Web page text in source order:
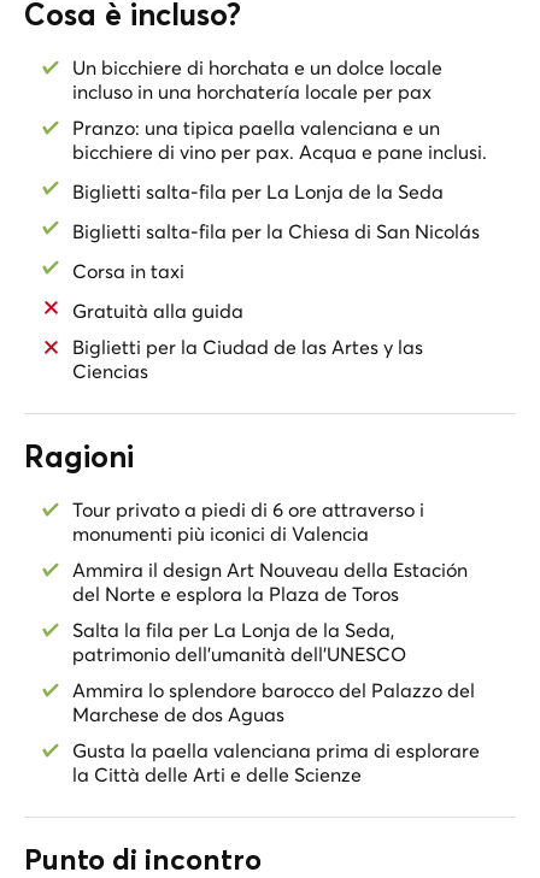
ognuna ricca di storia, e ammira la bellezza gotica del
Attraversa il medievale Portal de Valldigna, scoprendo
il passato moresco di Valencia, e trova la stravagante
Casa de Gatos. Gusta una autentica paella valenciana
in un ristorante classico prima di concludere il tuo
viaggio alla Ciudad de las Artes y las Ciencias,
un'icona moderna di innovazione.
Cosa è incluso?
Un bicchiere di horchata e un dolce locale
incluso in una horchatería locale per pax
Pranzo: una tipica paella valenciana e un
bicchiere di vino per pax. Acqua e pane inclusi.
Biglietti salta-fila per La Lonja de la Seda
Biglietti salta-fila per la Chiesa di San Nicolás
Corsa in taxi
Gratuità alla guida
Biglietti per la Ciudad de las Artes y las
Ciencias
Ragioni
Tour privato a piedi di 6 ore attraverso i
monumenti più iconici di Valencia
Ammira il design Art Nouveau della Estación
del Norte e esplora la Plaza de Toros
Salta la fila per La Lonja de la Seda,
patrimonio dell'umanità dell'UNESCO
Ammira lo splendore barocco del Palazzo del
Marchese de dos Aguas
Gusta la paella valenciana prima di esplorare
la Città delle Arti e delle Scienze
Punto di incontro